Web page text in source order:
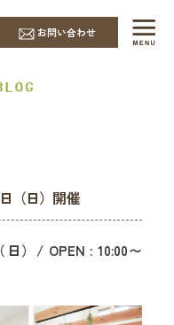
お問い合わせ
（日）開催
）/ OPEN : 10:00〜